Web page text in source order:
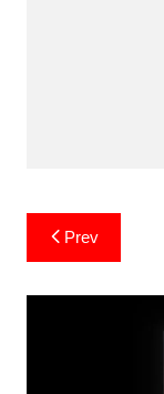
Post
navigation
Prev